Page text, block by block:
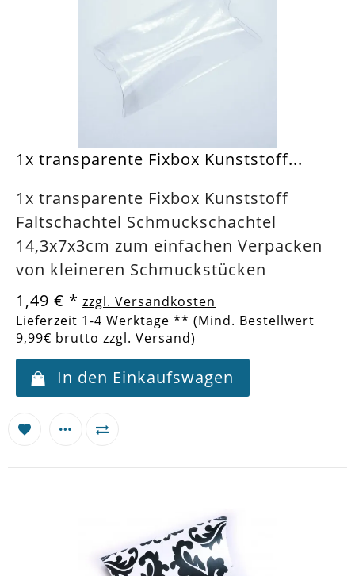
1x transparente Fixbox Kunststoff...
1x transparente Fixbox Kunststoff
Faltschachtel Schmuckschachtel
14,3x7x3cm zum einfachen Verpacken
von kleineren Schmuckstücken
1,49 € * zzgl. Versandkosten
Lieferzeit 1-4 Werktage ** (Mind. Bestellwert
9,99€ brutto zzgl. Versand)
In den Einkaufswagen